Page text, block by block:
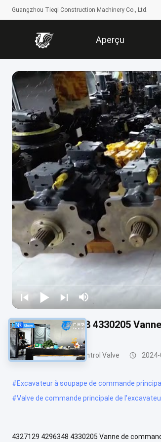
Guangzhou Tieqi Construction Machinery Co., Ltd.
Aperçu
4327129 4296348 4330205
Excavatrice Main Control Valve
#Excavateur à soupape de commande
#Valve de commande principale de
4327129 4296348 4330205 Vanne de